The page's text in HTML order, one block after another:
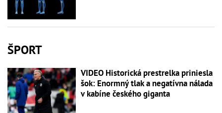
ŠPORT
VIDEO Historická prestrelka priniesla
šok: Enormný tlak a negatívna nálada
v kabíne českého giganta